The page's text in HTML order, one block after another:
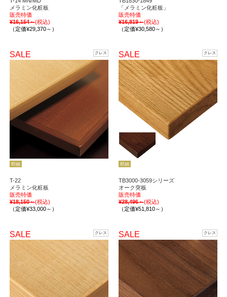
メラミン化粧板
販売特価
¥16,154～(税込)
（定価¥29,370～）
「メラミン化粧板」
販売特価
¥16,819～(税込)
（定価¥30,580～）
SALE クレス
即納
T-22
メラミン化粧板
販売特価
¥18,150～(税込)
（定価¥33,000～）
SALE クレス
即納
TB3000-3059シリーズ
オーク突板
販売特価
¥28,496～(税込)
（定価¥51,810～）
SALE クレス SALE クレス